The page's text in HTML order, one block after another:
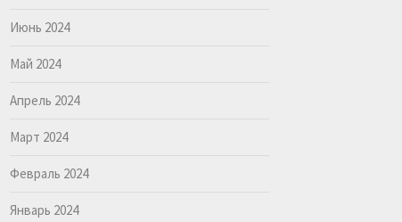
Июнь 2024
Май 2024
Апрель 2024
Март 2024
Февраль 2024
Январь 2024